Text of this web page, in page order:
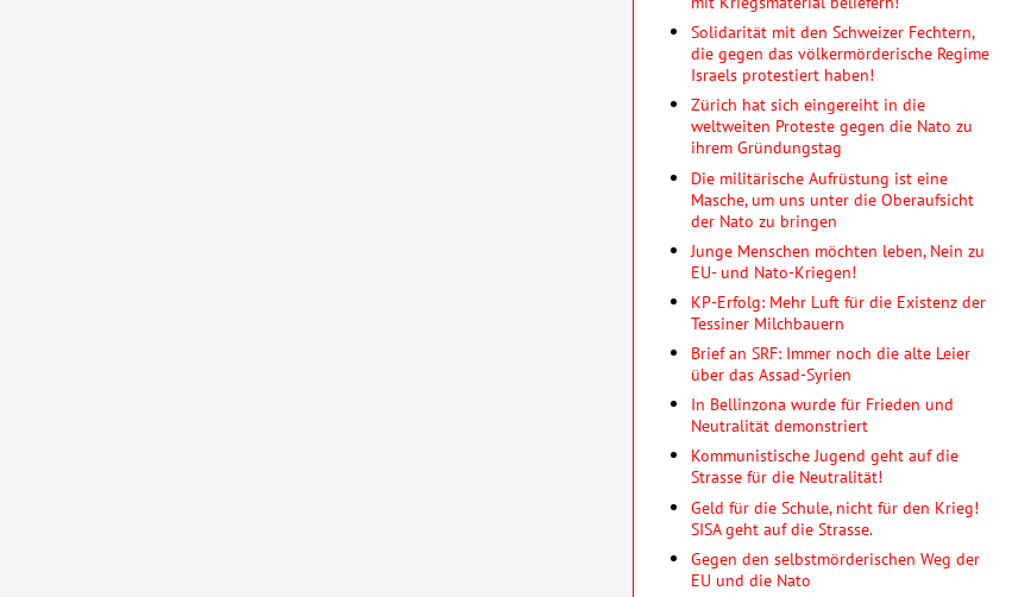
Solidarität mit den Schweizer Fechtern,
die gegen das völkermörderische Regime
Israels protestiert haben!
Zürich hat sich eingereiht in die
weltweiten Proteste gegen die Nato zu
ihrem Gründungstag
Die militärische Aufrüstung ist eine
Masche, um uns unter die Oberaufsicht
der Nato zu bringen
Junge Menschen möchten leben, Nein zu
EU- und Nato-Kriegen!
KP-Erfolg: Mehr Luft für die Existenz der
Tessiner Milchbauern
Brief an SRF: Immer noch die alte Leier
über das Assad-Syrien
In Bellinzona wurde für Frieden und
Neutralität demonstriert
Kommunistische Jugend geht auf die
Strasse für die Neutralität!
Geld für die Schule, nicht für den Krieg!
SISA geht auf die Strasse.
Gegen den selbstmörderischen Weg der
EU und die Nato